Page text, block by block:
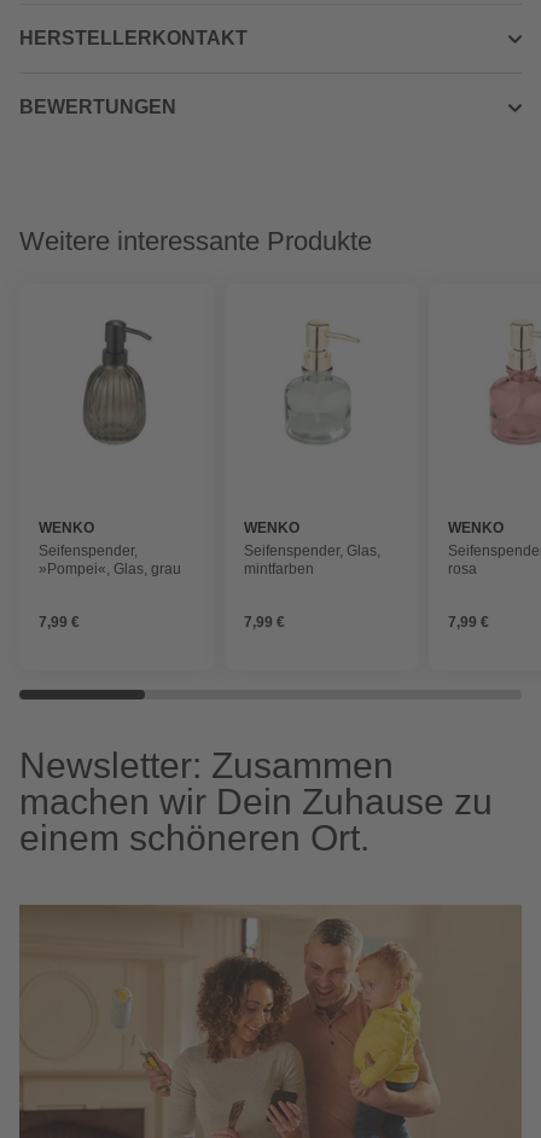
HERSTELLERKONTAKT
BEWERTUNGEN
Weitere interessante Produkte
WENKO
Seifenspender,
»Pompei«, Glas, grau
7,99 €
WENKO
Seifenspender, Glas,
mintfarben
7,99 €
WENKO
rosa
7,99 €
Newsletter: Zusammen
machen wir Dein Zuhause zu
einem schöneren Ort.